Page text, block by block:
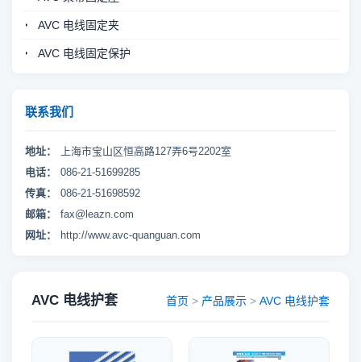
AVC 电线固定夹
AVC 电线固定保护
联系我们
地址：
上海市宝山区恒高路127弄6号2202室
电话：
086-21-51699285
传真：
086-21-51698592
邮箱：
fax@leazn.com
网址：
http://www.avc-quanguan.com
AVC 电线护套 首页 > 产品展示 > AVC 电线护套